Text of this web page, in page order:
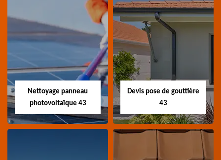
Couvreur
charpentier 43
Artisan couvreur
charpentier 43 Haute-
Couvreur zingueur
Artisan couvreur
zingueur 43 Haute-Loire
Nettoyage panneau
photovoltaïque 43
Devis pose de gouttière
43